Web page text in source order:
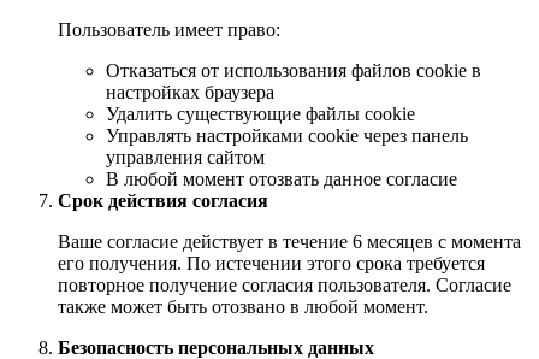
Пользователь имеет право:
Отказаться от использования файлов cookie в
настройках браузера
Удалить существующие файлы cookie
Управлять настройками cookie через панель
управления сайтом
В любой момент отозвать данное согласие
Срок действия согласия
Ваше согласие действует в течение 6 месяцев с момента
его получения. По истечении этого срока требуется
повторное получение согласия пользователя. Согласие
также может быть отозвано в любой момент.
Безопасность персональных данных